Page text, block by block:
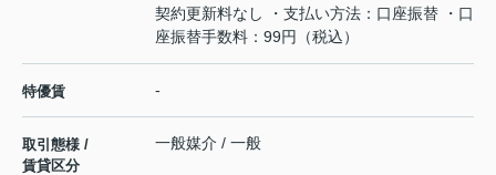
契約更新料なし ・支払い方法：口座振替 ・口
座振替手数料：99円（税込）
特優賃 -
取引態様 /
賃貸区分
一般媒介 / 一般